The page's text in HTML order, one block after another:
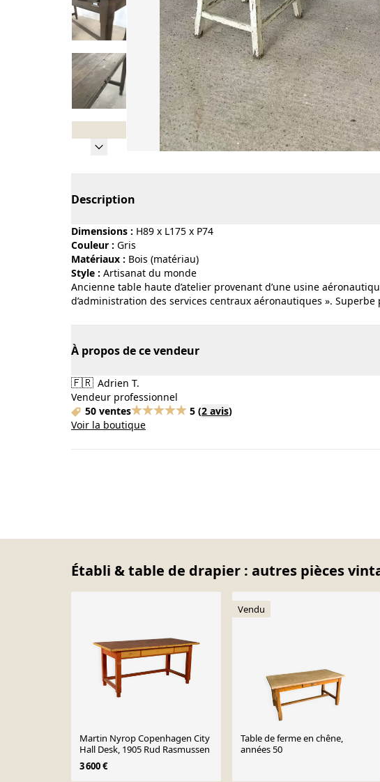
Description
Dimensions : H89 x L175 x P74
Couleur :
gris
Matériaux :
bois (matériau)
Style :
artisanat du monde
Ancienne table haute d’atelier provenant d’une usine
d’administration des services centraux aéronautiques ». Superbe
À propos de ce vendeur
🇫🇷 Adrien T.
Vendeur professionnel
50 ventes
5 (2 avis)
Voir la boutique
Établi & table de drapier : autres pièces
Martin Nyrop Copenhagen City
Hall Desk, 1905 Rud Rasmussen
3 600 €
Vendu
Table de ferme en chêne,
années 50